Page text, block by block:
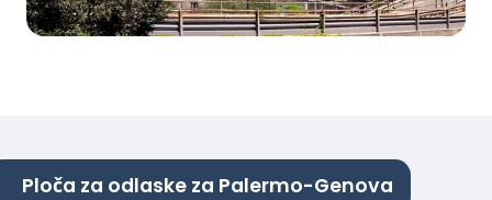
Ploča za odlaske za Palermo-Genova